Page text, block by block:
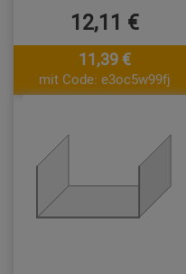
12,11 €
11,39 €
mit Code: e3oc5w99fj